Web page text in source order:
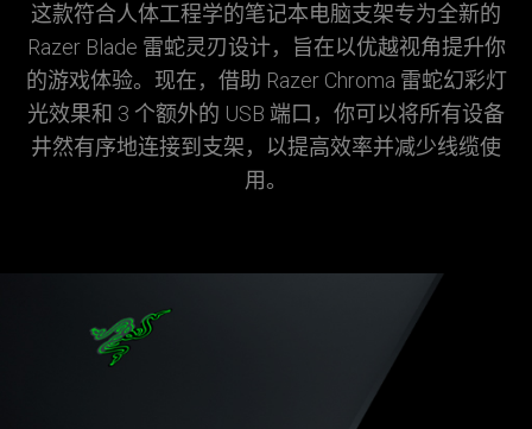
这款符合人体工程学的笔记本电脑支架专为全新的
Razer Blade 雷蛇灵刃设计，旨在以优越视角提升你
的游戏体验。现在，借助 Razer Chroma 雷蛇幻彩灯
光效果和 3 个额外的 USB 端口，你可以将所有设备
井然有序地连接到支架，以提高效率并减少线缆使
用。